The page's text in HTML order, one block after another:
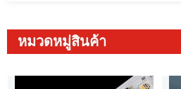
หมวดหมู่สินค้า